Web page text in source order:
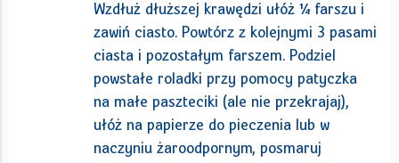
Wzdłuż dłuższej krawędzi ułóż ¼ farszu i
zawiń ciasto. Powtórz z kolejnymi 3 pasami
ciasta i pozostałym farszem. Podziel
powstałe roladki przy pomocy patyczka
na małe paszteciki (ale nie przekrajaj),
ułóż na papierze do pieczenia lub w
naczyniu żaroodpornym, posmaruj